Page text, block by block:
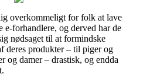
overkommeligt for folk at lave
e-forhandlere, og derved har de
nødsaget til at formindske
deres produkter – til piger og
og damer – drastisk, og endda